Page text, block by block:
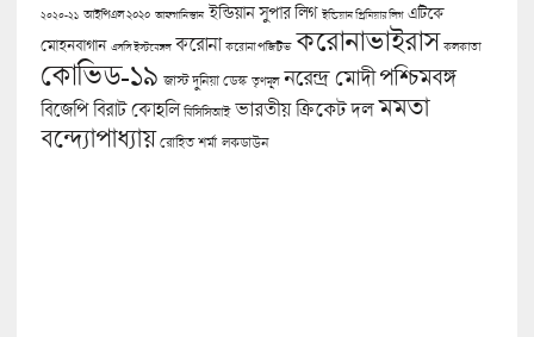
২০২০-২১ আইপিএল ২০২০ আফগানিস্তান ইন্ডিয়ান সুপার লিগ ইন্ডিয়ান প্রিমিয়ার লিগ এটিকে
মোহনবাগান এসসি ইস্টবেঙ্গল করোনা করোনা পজিটিভ করোনাভাইরাস কলকাতা
কোভিড-১৯ জাস্ট দুনিয়া ডেস্ক তৃণমূল নরেন্দ্র মোদী পশ্চিমবঙ্গ
বিজেপি বিরাট কোহলি বিসিসিআই ভারতীয় ক্রিকেট দল মমতা
বন্দ্যোপাধ্যায় রোহিত শর্মা লকডাউন